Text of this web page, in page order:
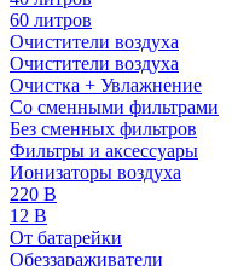
60 литров
Очистители воздуха
Очистители воздуха
Очистка + Увлажнение
Cо сменными фильтрами
Без сменных фильтров
Фильтры и аксессуары
Ионизаторы воздуха
220 В
12 В
От батарейки
Обеззараживатели